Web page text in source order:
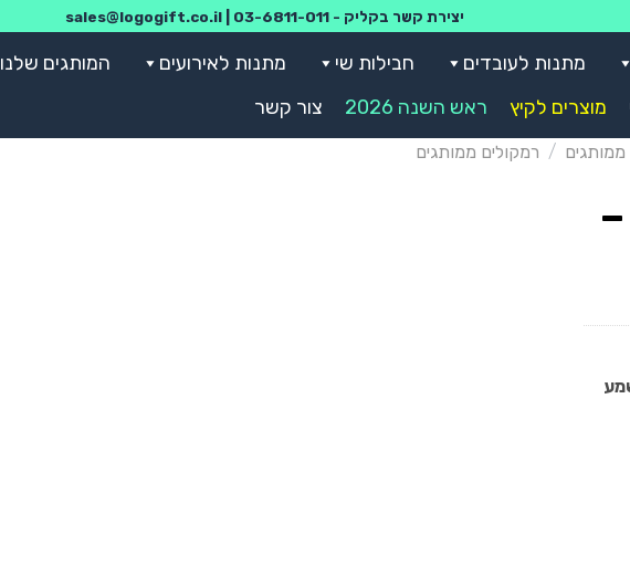
יצירת קשר בקליק -03-6811-011
|
sales@logogift.co.il
מתנות לעובדים חבילות שי מתנות לאירועים
המותגים שלנו
מוצרים לקיץ ראש השנה 2026 צור קשר
ממותגים / רמקולים ממותגים